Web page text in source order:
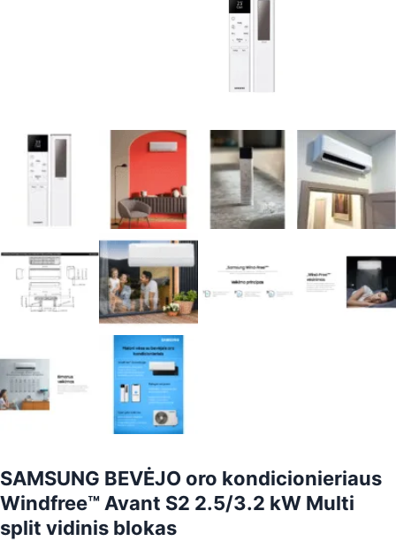
SAMSUNG BEVĖJO oro kondicionieriaus
Windfree™ Avant S2 2.5/3.2 kW Multi
split vidinis blokas